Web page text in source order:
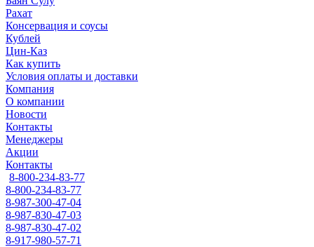
Рахат
Консервация и соусы
Кублей
Цин-Каз
Как купить
Условия оплаты и доставки
Компания
О компании
Новости
Контакты
Менеджеры
Акции
Контакты
8-800-234-83-77
8-800-234-83-77
8-987-300-47-04
8-987-830-47-03
8-987-830-47-02
8-917-980-57-71